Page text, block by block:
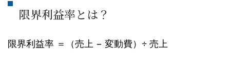
限界利益率とは？
限界利益率 ＝（売上 − 変動費）÷ 売上